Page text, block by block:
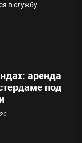
в службу
аренда
под